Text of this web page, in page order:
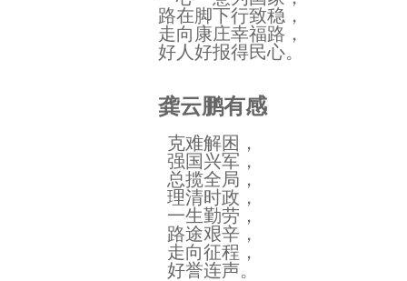
路在脚下行致稳，
走向康庄幸福路，
好人好报得民心。
龚云鹏有感
克难解困，
强国兴军，
总揽全局，
理清时政，
一生勤劳，
路途艰辛，
走向征程，
好誉连声。